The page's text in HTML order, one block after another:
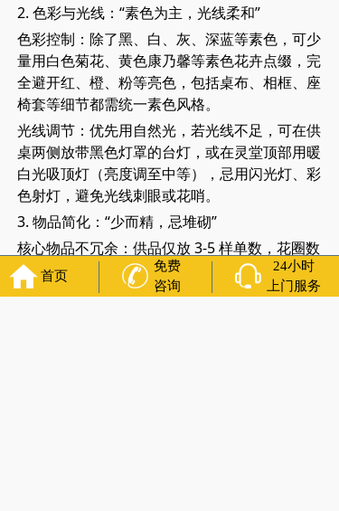
2. 色彩与光线：“素色为主，光线柔和”
色彩控制：除了黑、白、灰、深蓝等素色，可少
量用白色菊花、黄色康乃馨等素色花卉点缀，完
全避开红、橙、粉等亮色，包括桌布、相框、座
椅套等细节都需统一素色风格。
光线调节：优先用自然光，若光线不足，可在供
桌两侧放带黑色灯罩的台灯，或在灵堂顶部用暖
白光吸顶灯（亮度调至中等），忌用闪光灯、彩
色射灯，避免光线刺眼或花哨。
3. 物品简化：“少而精，忌堆砌”
核心物品不冗余：供品仅放 3-5 样单数，花圈数
量根据空间大小定（家庭灵堂 3-5 个即可，灵堂
可适当增加），避免过度堆砌导致灵堂杂乱，偏
首页
免费
咨询
24小时
上门服务